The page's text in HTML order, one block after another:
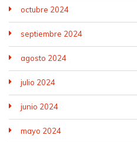
octubre 2024
septiembre 2024
agosto 2024
julio 2024
junio 2024
mayo 2024